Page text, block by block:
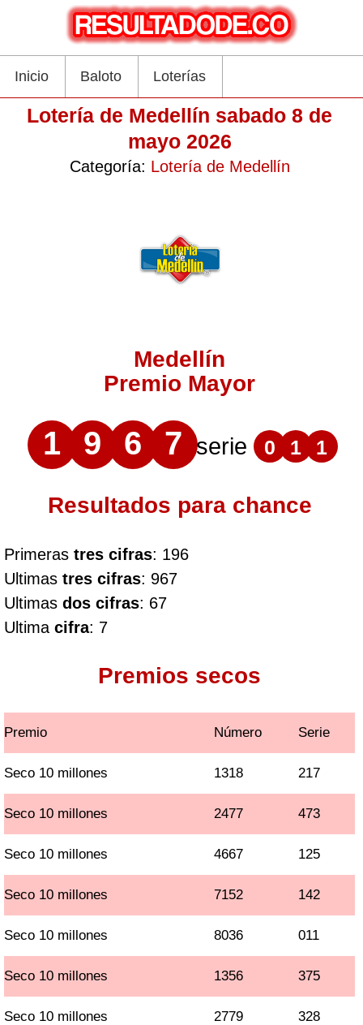
Inicio Baloto Loterías
Lotería de Medellín sabado 8 de
mayo 2026
Categoría: Lotería de Medellín
Medellín
Premio Mayor
1 9 6 7 serie 0 1 1
Resultados para chance
Primeras tres cifras: 196
Ultimas tres cifras: 967
Ultimas dos cifras: 67
Ultima cifra: 7
Premios secos
Premio Número Serie
Seco 10 millones 1318 217
Seco 10 millones 2477 473
Seco 10 millones 4667 125
Seco 10 millones 7152 142
Seco 10 millones 8036 011
Seco 10 millones 1356 375
Seco 10 millones 2779 328